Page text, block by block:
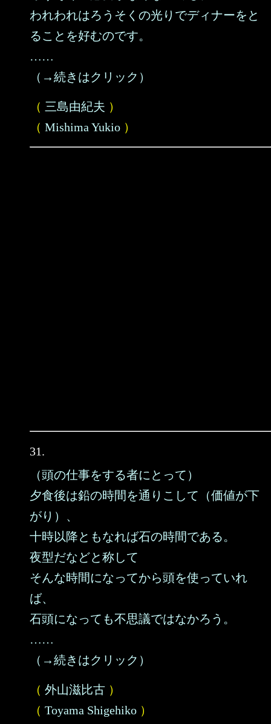
われわれはろうそくの光りでディナーをと
ることを好むのです。
……
（→続きはクリック）
（ 三島由紀夫 ）
（ Mishima Yukio ）
31.
（頭の仕事をする者にとって）
夕食後は鉛の時間を通りこして（価値が下
がり）、
十時以降ともなれば石の時間である。
夜型だなどと称して
そんな時間になってから頭を使っていれ
ば、
石頭になっても不思議ではなかろう。
……
（→続きはクリック）
（ 外山滋比古 ）
（ Toyama Shigehiko ）